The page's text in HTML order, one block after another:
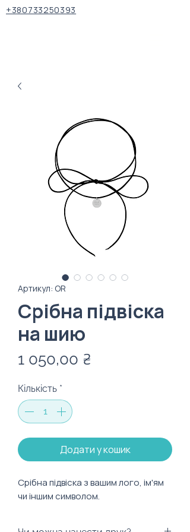
+380733250393
Артикул: OR
Срібна підвіска
на шию
1 050,00 ₴
Кількість *
Додати у кошик
Cрібна підвіска з вашим лого, ім'ям
чи іншим символом.